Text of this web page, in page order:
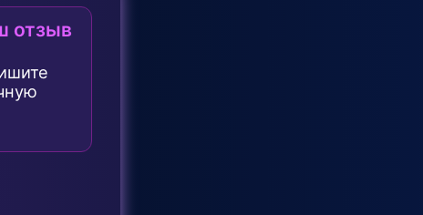
отзыв